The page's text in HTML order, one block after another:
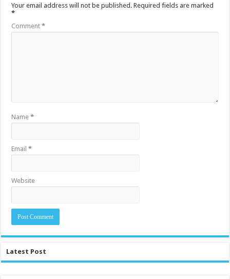
Your email address will not be published. Required fields are marked
*
Comment*
Name*
Email*
Website
Latest Post